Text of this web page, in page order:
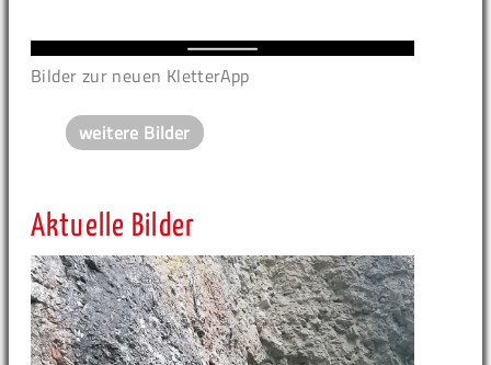
Bilder zur neuen KletterApp
weitere Bilder
Aktuelle Bilder